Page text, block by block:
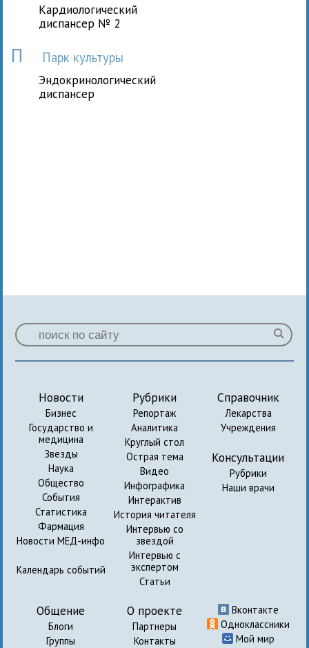
Кардиологический
диспансер № 2
П Парк культуры
Эндокринологический
диспансер
Новости
Бизнес
Государство и
медицина
Звезды
Наука
Общество
События
Статистика
Фармация
Новости МЕД-инфо
Календарь событий
Рубрики
Репортаж
Аналитика
Круглый стол
Острая тема
Видео
Инфографика
Интерактив
История читателя
Интервью со
звездой
Интервью с
экспертом
Статьи
Справочник
Лекарства
Учреждения
Консультации
Рубрики
Наши врачи
Общение
Блоги
Группы
О проекте
Партнеры
Контакты
Вконтакте
Одноклассники
Мой мир